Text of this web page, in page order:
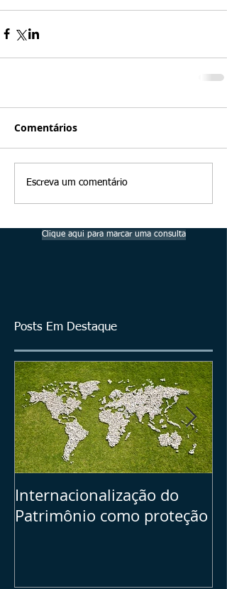
Comentários
Escreva um comentário
Clique aqui para marcar uma consulta
Posts Em Destaque
Internacionalização do
Patrimônio como proteção